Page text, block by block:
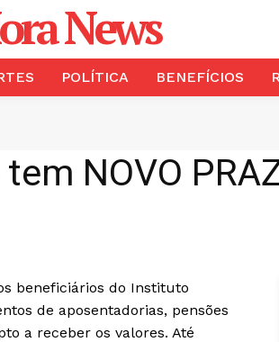
News
POLÍTICA BENEFÍCIOS
NOVO
beneficiários do Instituto
de aposentadorias, pensões
a receber os valores. Até